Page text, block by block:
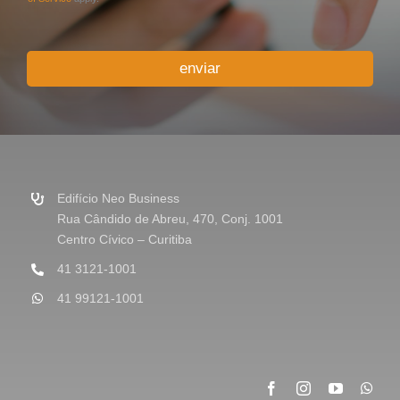
u
e
m
enviar
Edifício Neo Business
Rua Cândido de Abreu, 470, Conj. 1001
Centro Cívico – Curitiba
41 3121-1001
41 99121-1001